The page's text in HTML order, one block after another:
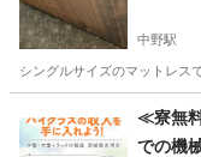
中野駅
シングルサイズのマットレス
中野駅
≪寮無
での機